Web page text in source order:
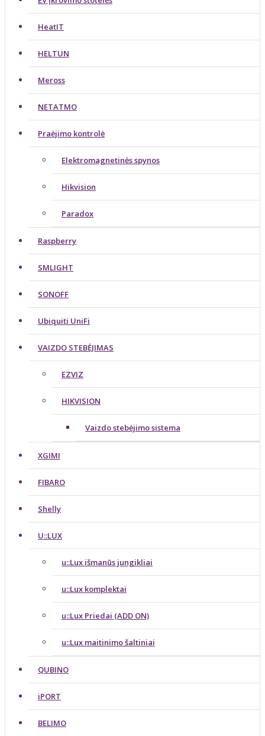
HeatIT
HELTUN
Meross
NETATMO
Praėjimo kontrolė
Elektromagnetinės spynos
Hikvision
Paradox
Raspberry
SMLIGHT
SONOFF
Ubiquiti UniFi
VAIZDO STEBĖJIMAS
EZVIZ
HIKVISION
Vaizdo stebėjimo sistema
XGIMI
FIBARO
Shelly
U::LUX
u::Lux išmanūs jungikliai
u::Lux komplektai
u::Lux Priedai (ADD ON)
u::Lux maitinimo šaltiniai
QUBINO
iPORT
BELIMO